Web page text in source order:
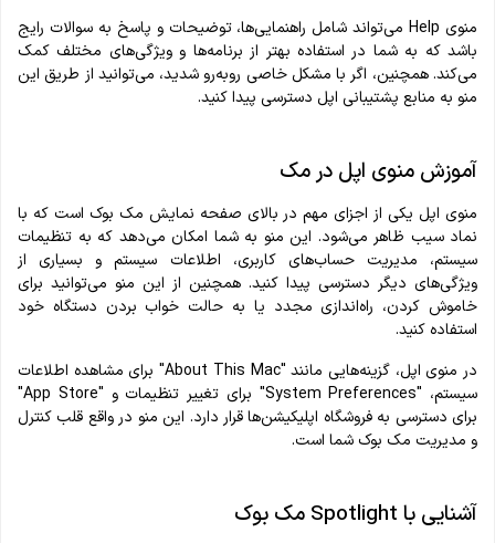
منوی Help می‌تواند شامل راهنمایی‌ها، توضیحات و پاسخ به سوالات رایج
باشد که به شما در استفاده بهتر از برنامه‌ها و ویژگی‌های مختلف کمک
می‌کند. همچنین، اگر با مشکل خاصی روبه‌رو شدید، می‌توانید از طریق این
منو به منابع پشتیبانی اپل دسترسی پیدا کنید.
آموزش منوی اپل در مک
منوی اپل یکی از اجزای مهم در بالای صفحه نمایش مک بوک است که با
نماد سیب ظاهر می‌شود. این منو به شما امکان می‌دهد که به تنظیمات
سیستم، مدیریت حساب‌های کاربری، اطلاعات سیستم و بسیاری از
ویژگی‌های دیگر دسترسی پیدا کنید. همچنین از این منو می‌توانید برای
خاموش کردن، راه‌اندازی مجدد یا به حالت خواب بردن دستگاه خود
استفاده کنید.
در منوی اپل، گزینه‌هایی مانند "About This Mac" برای مشاهده اطلاعات
سیستم، "System Preferences" برای تغییر تنظیمات و "App Store"
برای دسترسی به فروشگاه اپلیکیشن‌ها قرار دارد. این منو در واقع قلب کنترل
و مدیریت مک بوک شما است.
آشنایی با Spotlight مک بوک